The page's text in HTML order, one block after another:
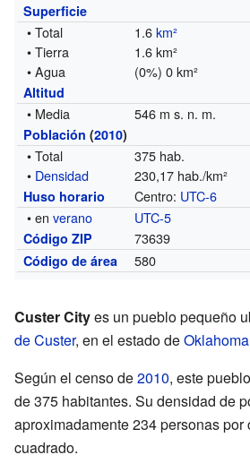
Superficie
• Total 1.6km²
• Tierra
1.6 km²
• Agua
(0%) 0 km²
Altitud
• Media 546 m s. n. m.
Población (2010)
• Total
375 hab.
• Densidad 230,17 hab./km²
Huso horario Centro: UTC-6
• enverano UTC-5
Código ZIP 73639
Código de área 580
Custer Cityes un pueblo pequeño
de Custer, en el estado deOklahoma
Según el censo de2010, este
de 375 habitantes. Su densidad de
aproximadamente 234 personas por
cuadrado.